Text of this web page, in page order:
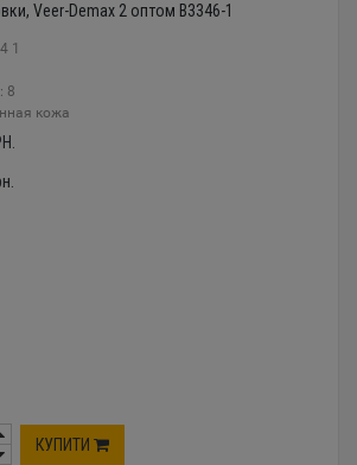
Veer-Demax 2 оптом B3346-1
1
8
кожа
КУПИТИ